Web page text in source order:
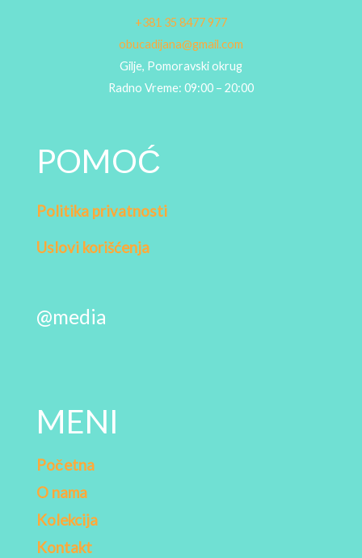
+381 35 8477 977
obucadijana@gmail.com
Gilje, Pomoravski okrug
Radno Vreme: 09:00 – 20:00
POMOĆ
Politika privatnosti
Uslovi korišćenja
@media
MENI
Početna
O nama
Kolekcija
Kontakt